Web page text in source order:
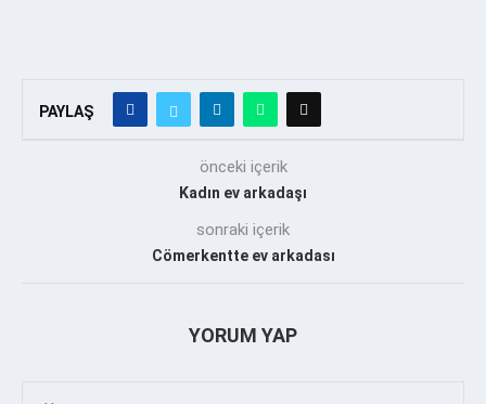
PAYLAŞ
önceki içerik
Kadın ev arkadaşı
sonraki içerik
Cömerkentte ev arkadası
YORUM YAP